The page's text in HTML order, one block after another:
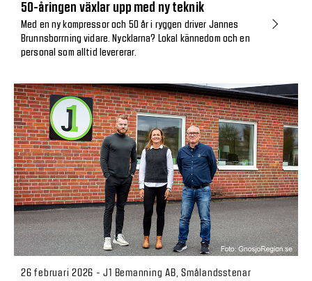
50-åringen växlar upp med ny teknik
Med en ny kompressor och 50 år i ryggen driver Jannes
Brunnsborrning vidare. Nycklarna? Lokal kännedom och en
personal som alltid levererar.
26 februari 2026 - J1 Bemanning AB, Smålandsstenar